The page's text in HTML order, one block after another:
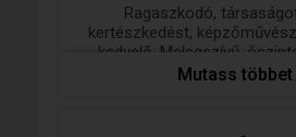
Ragaszkodó,
kertészkedést,
kedvelő. Melegszívű,
tisztességes, igazán nőies
Mutass többet